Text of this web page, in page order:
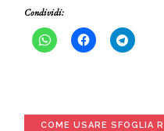
Condividi:
COME USARE SFOGLIA